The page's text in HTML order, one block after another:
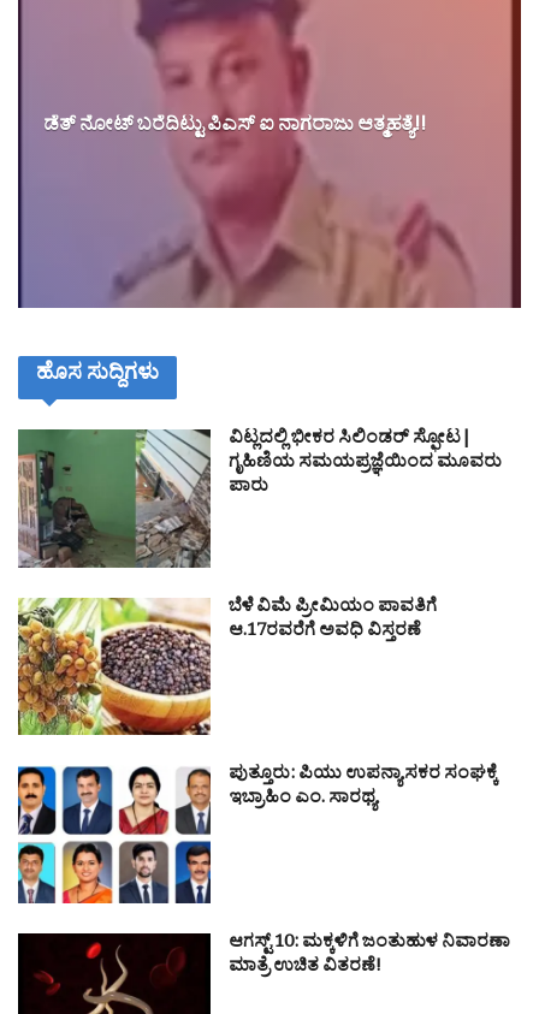
ಡೆತ್ ನೋಟ್ ಬರೆದಿಟ್ಟು ಪಿಎಸ್ ಐ ನಾಗರಾಜು ಆತ್ಮಹತ್ಯೆ!!
ಹೊಸ ಸುದ್ದಿಗಳು
ವಿಟ್ಲದಲ್ಲಿ ಭೀಕರ ಸಿಲಿಂಡರ್ ಸ್ಫೋಟ|
ಗೃಹಿಣಿಯ ಸಮಯಪ್ರಜ್ಞೆಯಿಂದ ಮೂವರು
ಪಾರು
ಬೆಳೆ ವಿಮೆ ಪ್ರೀಮಿಯಂ ಪಾವತಿಗೆ
ಆ.17ರವರೆಗೆ ಅವಧಿ ವಿಸ್ತರಣೆ
ಪುತ್ತೂರು: ಪಿಯು ಉಪನ್ಯಾಸಕರ ಸಂಘಕ್ಕೆ
ಇಬ್ರಾಹಿಂ ಎಂ. ಸಾರಥ್ಯ
ಆಗಸ್ಟ್ 10: ಮಕ್ಕಳಿಗೆ ಜಂತುಹುಳ ನಿವಾರಣಾ
ಮಾತ್ರೆ ಉಚಿತ ವಿತರಣೆ!